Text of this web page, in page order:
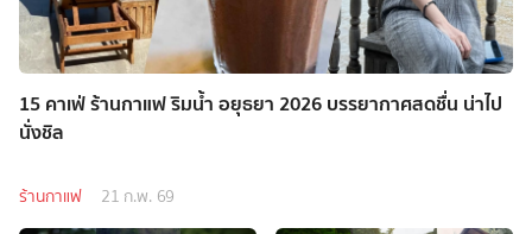
15 คาเฟ่ ร้านกาแฟ ริมน้ำ อยุธยา 2026 บรรยากาศสดชื่น น่าไป
นั่งชิล
ร้านกาแฟ 21 ก.พ. 69